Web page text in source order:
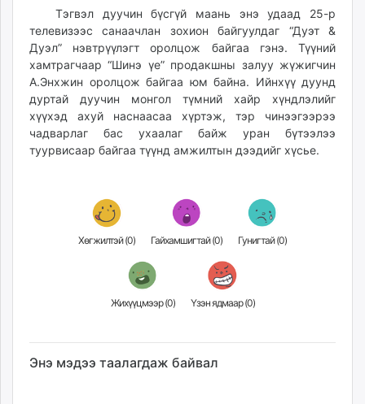
shudarga.mn
shuurhai.mn
unuudur.mn
isee.mn
mglradio.com
fact.mn
itoim.mn
tumen.mn
tvmongolia.mn
unread.today
Тэгвэл дуучин бүсгүй маань энэ удаад 25-р
телевизээс санаачлан зохион байгуулдаг “Дуэт &
Дуэл” нэвтрүүлэгт оролцож байгаа гэнэ. Түүний
хамтрагчаар “Шинэ үе” продакшны залуу жүжигчин
А.Энхжин оролцож байгаа юм байна. Ийнхүү дуунд
дуртай дуучин монгол түмний хайр хүндлэлийг
хүүхэд ахуй наснаасаа хүртэж, тэр чинээгээрээ
чадварлаг бас ухаалаг байж уран бүтээлээ
туурвисаар байгаа түүнд амжилтын дээдийг хүсье.
Хөгжилтэй (0) Гайхамшигтай (0) Гунигтай (0)
Жихүүцмээр (0) Үзэн ядмаар (0)
Энэ мэдээ таалагдаж байвал